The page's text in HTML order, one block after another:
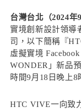
台灣台北（2024年
實境創新設計領導
司，以下簡稱『
虛擬實境
WONDER」新品
時間9月18日晚上8
HTC VIVE一向致